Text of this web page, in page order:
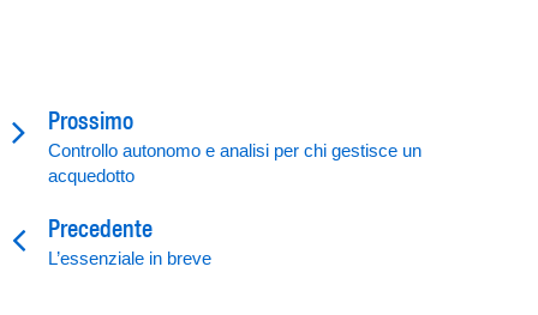
Prossimo
Controllo autonomo e analisi per chi gestisce un
acquedotto
Precedente
L’essenziale in breve